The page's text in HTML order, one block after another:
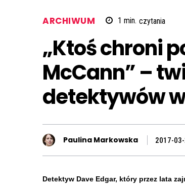
ARCHIWUM 1 min. czytania
„Ktoś chroni
McCann” –
detektywów
Paulina Markowska 2017-
Detektyw Dave Edgar, który przez lata